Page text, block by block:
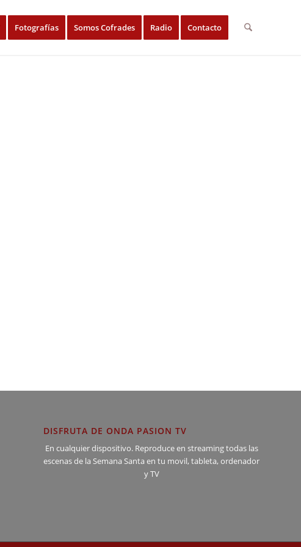
Fotografías Somos Cofrades Radio Contacto
DISFRUTA DE ONDA PASION TV
En cualquier dispositivo. Reproduce en streaming todas las
escenas de la Semana Santa en tu movil, tableta, ordenador
y TV